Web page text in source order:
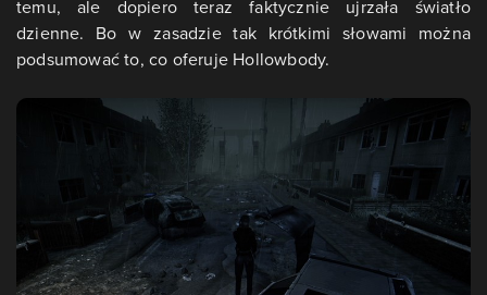
temu, ale dopiero teraz faktycznie ujrzała światło
dzienne. Bo w zasadzie tak krótkimi słowami można
podsumować to, co oferuje Hollowbody.